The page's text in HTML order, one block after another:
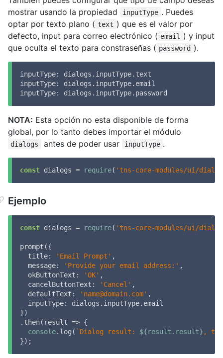
mostrar usando la propiedad
inputType . Puedes
optar por texto plano ( text ) que es el valor por
defecto, input para correo electrónico ( email
) y input
que oculta el texto para constraseñas ( password ).
inputType: dialogs.inputType.text
inputType: dialogs.inputType.email
inputType: dialogs.inputType.password
NOTA: Esta opción no esta disponible de forma
global, por lo tanto debes importar el módulo
dialogs antes de poder usar inputType .
const dialogs = require( 'tns-core-modules/ui/
Ejemplo
const dialogs = require( 'tns-core-modules/ui/
prompt({
title: 'Email Prompt' ,
message: 'Provide your email address:' ,
okButtonText : 'OK' ,
cancelButtonText : 'Cancel' ,
defaultText : 'name@domain.com' ,
inputType: dialogs.inputType.email
})
.then( result => {
console.log( `Dialog result: ${result.result} ,
});